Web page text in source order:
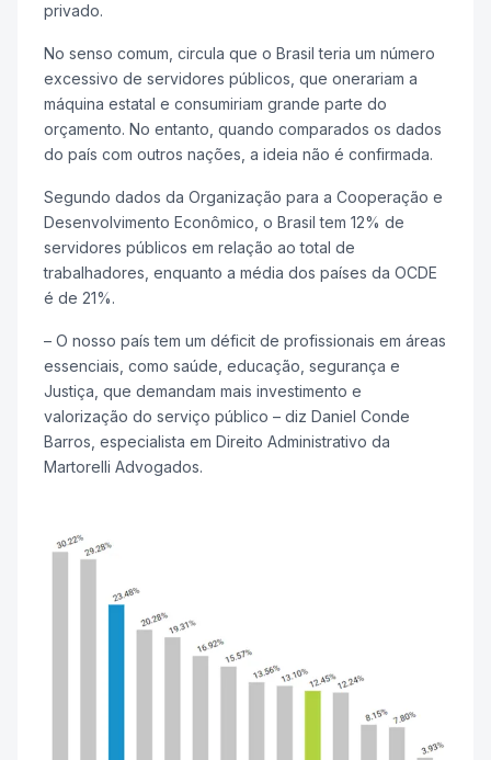
privado.
No senso comum, circula que o Brasil teria um número
excessivo de servidores públicos, que onerariam a
máquina estatal e consumiriam grande parte do
orçamento. No entanto, quando comparados os dados
do país com outros nações, a ideia não é confirmada.
Segundo dados da Organização para a Cooperação e
Desenvolvimento Econômico, o Brasil tem 12% de
servidores públicos em relação ao total de
trabalhadores, enquanto a média dos países da OCDE
é de 21%.
– O nosso país tem um déficit de profissionais em áreas
essenciais, como saúde, educação, segurança e
Justiça, que demandam mais investimento e
valorização do serviço público – diz Daniel Conde
Barros, especialista em Direito Administrativo da
Martorelli Advogados.